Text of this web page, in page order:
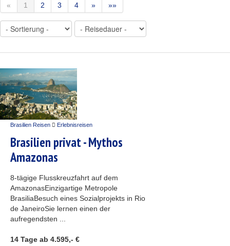
« 1 2 3 4 » »»
Brasilien Reisen Erlebnisreisen
Brasilien privat - Mythos
Amazonas
8-tägige Flusskreuzfahrt auf dem
AmazonasEinzigartige Metropole
BrasiliaBesuch eines Sozialprojekts in Rio
de JaneiroSie lernen einen der
aufregendsten ...
14 Tage ab 4.595,- €